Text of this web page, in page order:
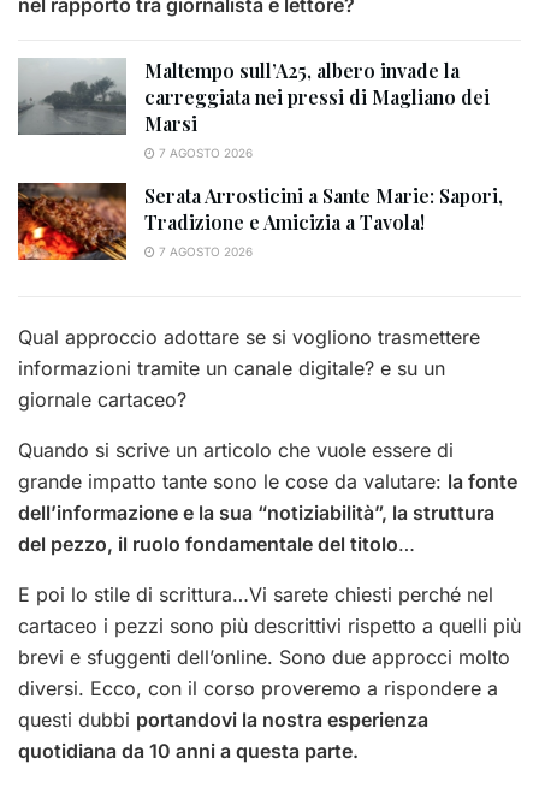
Maltempo sull’A25, albero invade la
carreggiata nei pressi di Magliano dei
Marsi
7 AGOSTO 2026
Serata Arrosticini a Sante Marie: Sapori,
Tradizione e Amicizia a Tavola!
7 AGOSTO 2026
Qual approccio adottare se si vogliono trasmettere
informazioni tramite un canale digitale? e su un
giornale cartaceo?
Quando si scrive un articolo che vuole essere di
grande impatto tante sono le cose da valutare: la fonte
dell’informazione e la sua “notiziabilità”, la struttura
del pezzo, il ruolo fondamentale del titolo…
E poi lo stile di scrittura…Vi sarete chiesti perché nel
cartaceo i pezzi sono più descrittivi rispetto a quelli più
brevi e sfuggenti dell’online. Sono due approcci molto
diversi. Ecco, con il corso proveremo a rispondere a
questi dubbi portandovi la nostra esperienza
quotidiana da 10 anni a questa parte.